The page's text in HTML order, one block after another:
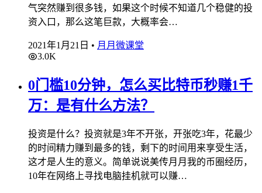
气突然赚到很多钱，如果这个时候不知道几个稳健的投
资入口，那么这笔巨款，大概率会…
2021年1月21日 • 月月微课堂
3.0K
0门槛10分钟，怎么买比特币秒赚1千
万：是有什么方法？
投资是什么？投资就是3年不开张，开张吃3年，花最少
的时间精力赚到最多的钱，剩下的时间用来享受生活，
这才是人生的意义。简单说说美传月月我的币圈经历，
10年在网络上寻找电脑挂机就可以赚…